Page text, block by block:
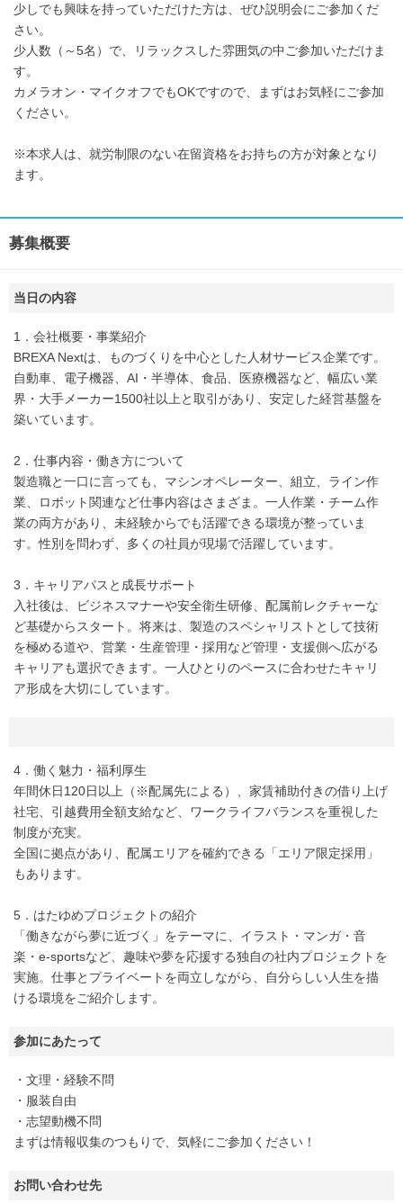
少しでも興味を持っていただけた方は、ぜひ説明会にご参加くだ
さい。
少人数（～5名）で、リラックスした雰囲気の中ご参加いただけま
す。
カメラオン・マイクオフでもOKですので、まずはお気軽にご参加
ください。
※本求人は、就労制限のない在留資格をお持ちの方が対象となり
ます。
募集概要
当日の内容
1．会社概要・事業紹介
BREXA Nextは、ものづくりを中心とした人材サービス企業です。
自動車、電子機器、AI・半導体、食品、医療機器など、幅広い業
界・大手メーカー1500社以上と取引があり、安定した経営基盤を
築いています。
2．仕事内容・働き方について
製造職と一口に言っても、マシンオペレーター、組立、ライン作
業、ロボット関連など仕事内容はさまざま。一人作業・チーム作
業の両方があり、未経験からでも活躍できる環境が整っていま
す。性別を問わず、多くの社員が現場で活躍しています。
3．キャリアパスと成長サポート
入社後は、ビジネスマナーや安全衛生研修、配属前レクチャーな
ど基礎からスタート。将来は、製造のスペシャリストとして技術
を極める道や、営業・生産管理・採用など管理・支援側へ広がる
キャリアも選択できます。一人ひとりのペースに合わせたキャリ
ア形成を大切にしています。
4．働く魅力・福利厚生
年間休日120日以上（※配属先による）、家賃補助付きの借り上げ
社宅、引越費用全額支給など、ワークライフバランスを重視した
制度が充実。
全国に拠点があり、配属エリアを確約できる「エリア限定採用」
もあります。
5．はたゆめプロジェクトの紹介
「働きながら夢に近づく」をテーマに、イラスト・マンガ・音
楽・e-sportsなど、趣味や夢を応援する独自の社内プロジェクトを
実施。仕事とプライベートを両立しながら、自分らしい人生を描
ける環境をご紹介します。
参加にあたって
・文理・経験不問
・服装自由
・志望動機不問
まずは情報収集のつもりで、気軽にご参加ください！
お問い合わせ先